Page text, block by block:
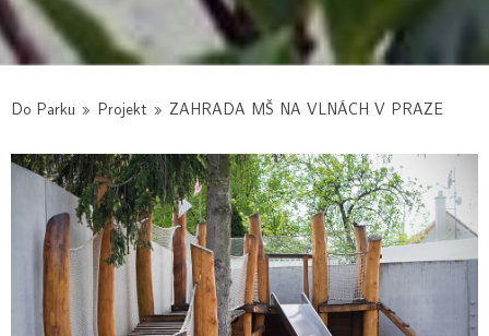
Do Parku » Projekt » ZAHRADA MŠ NA VLNÁCH V PRAZE